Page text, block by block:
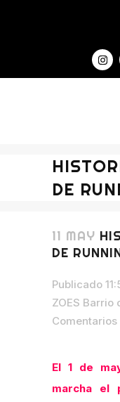
DE
11 MAY
DE
Publicado
ZOES Barrio
Comentarios
El 1 de
marcha el